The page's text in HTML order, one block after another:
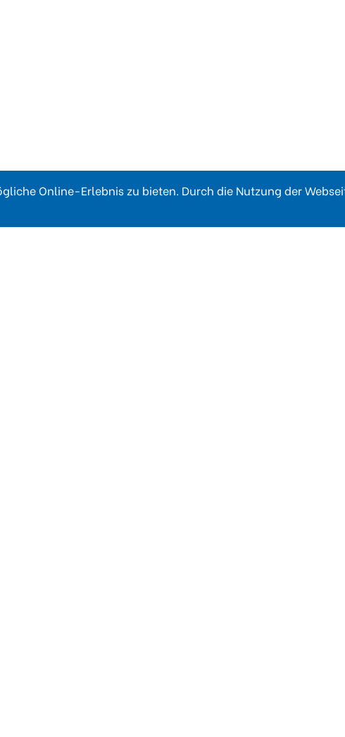
Online-Erlebnis zu bieten. Durch die Nutzung der